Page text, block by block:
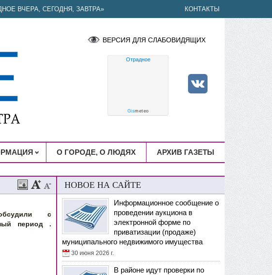
ВЧЕРА, СЕГОДНЯ, ЗАВТРА» КОНТАКТЫ
ВЕРСИЯ ДЛЯ СЛАБОВИДЯЩИХ
Отрадное
Gismeteo
О ГОРОДЕ, О ЛЮДЯХ АРХИВ ГАЗЕТЫ
с
период .
НОВОЕ НА САЙТЕ
Информационное сообщение о
проведении аукциона в
электронной форме по
приватизации (продаже)
муниципального недвижимого имущества
30 июня 2026 г.
В районе идут проверки по